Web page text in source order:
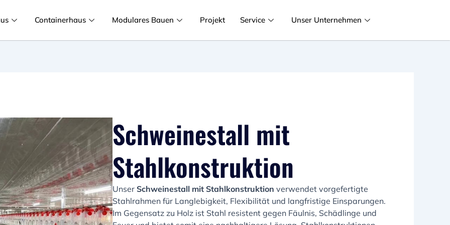
Containerhaus Modulares Bauen Projekt Service Unser Unternehmen
Schweinestall mit
Stahlkonstruktion
Unser Schweinestall mit Stahlkonstruktion verwendet vorgefertigte
Stahlrahmen für Langlebigkeit, Flexibilität und langfristige Einsparungen.
Im Gegensatz zu Holz ist Stahl resistent gegen Fäulnis, Schädlinge und